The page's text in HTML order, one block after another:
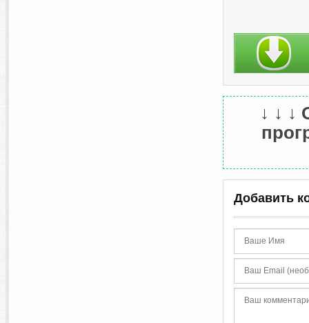
так и для значка
[browser:...]
icon = ./logos/
значки в той же
↓ ↓ ↓
Добавить